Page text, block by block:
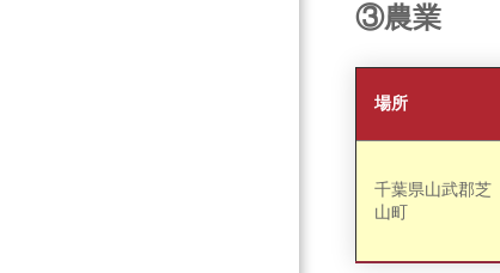
③農業
場所
千葉県山武郡芝
山町